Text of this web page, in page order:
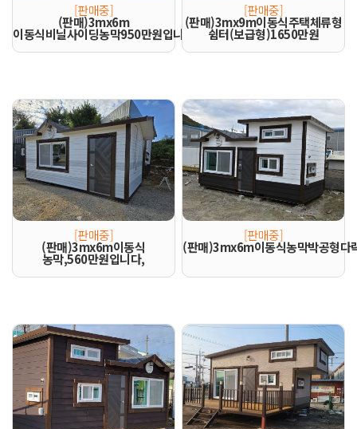
[판매중]
(판매)3mx6m
이동식비닐사이딩농막950만원입니다,
[판매중]
(판매)3mx9m이동식주택체류형
쉼터(보급형)1650만원
[판매중]
(판매)3mx6m이동식
농막,560만원입니다,
[판매중]
(판매)3mx6m이동식농막박공형다